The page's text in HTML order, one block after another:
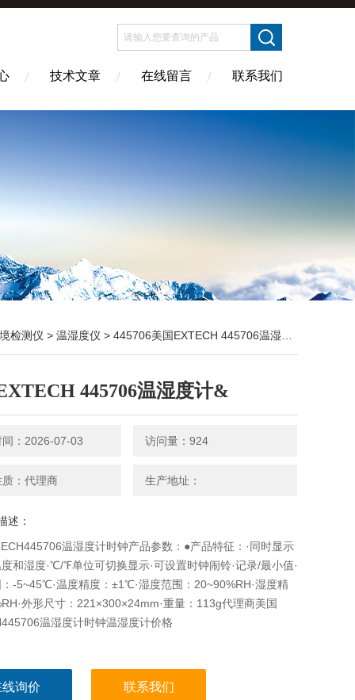
技术文章 在线留言 联系我们
检测仪 > 温湿度仪 > 445706美国EXTECH 445706温湿度计&
445706温湿度计&
间：2026-07-03 访问量：924
质：代理商 生产地址：
述：
温湿度计时钟产品参数：●产品特征：·同时显示
和湿度·℃/℉单位可切换显示·可设置时钟闹铃·记录/最小值·
-5~45℃·温度精度：±1℃·湿度范围：20~90%RH·湿度精
外形尺寸：221×300×24mm·重量：113g代理商美国
温湿度计时钟温湿度计价格
询价 联系我们